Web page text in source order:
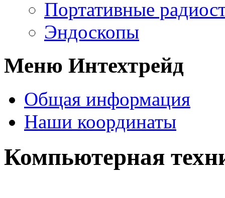
Портативные
Эндоскопы
Меню Интехтрейд
Общая информация
Наши координаты
Компьютерная